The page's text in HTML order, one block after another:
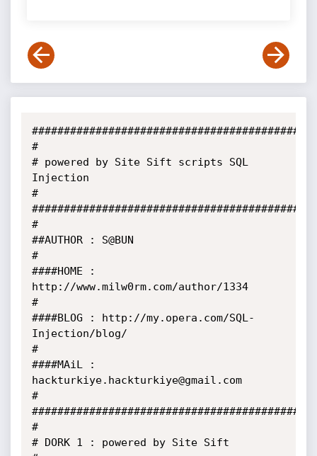
##########################################
#
# powered by Site Sift scripts SQL
Injection
#
##########################################
#
##AUTHOR : S@BUN
#
####HOME :
http://www.milw0rm.com/author/1334
#
####BLOG : http://my.opera.com/SQL-
Injection/blog/
#
####MAiL :
hackturkiye.hackturkiye@gmail.com
#
###########################################
#
# DORK 1 : powered by Site Sift